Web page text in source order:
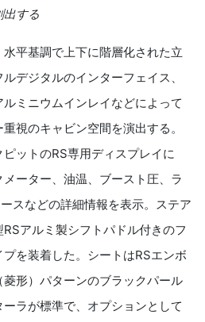
出する
平基調で上下に階層化された立
デジタルのインターフェイス、
ミニウムインレイなどによって
視のキャビン空間を演出する。
ットのRS専用ディスプレイに
ーター、油温、ブースト圧、ラ
スなどの詳細情報を表示。ステア
アルミ製シフトパドル付きのフ
を装着した。シートはRSエンボ
形）パターンのブラックパール
ラが標準で、オプションとして